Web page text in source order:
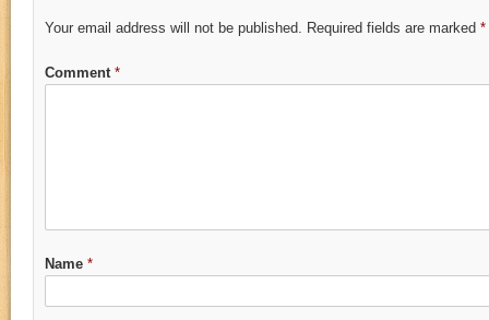
Your email address will not be published. Required fields are marked *
Comment *
Name *